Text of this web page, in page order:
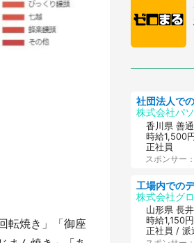
転焼き」「御座
株式会社パ
香川県 善
時給1,500
正社員
スポンサー
山形県 長
時給1,150
正社員 / 派